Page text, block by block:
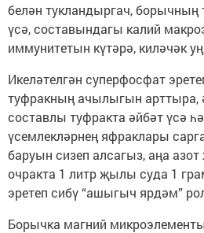
белән тукландыргач,
үсә, составындагы калий
иммунитетын күтәрә, киләчәк
Икеләтелгән суперфосфат
туфракның ачылыгын арттыра,
составлы туфракта әйбәт үсә
үсемлекләрнең яфраклары
баруын сизеп алсагыз, аңа
очракта 1 литр җылы суда 1
эретеп сибү “ашыгыч ярдәм”
Борычка магний